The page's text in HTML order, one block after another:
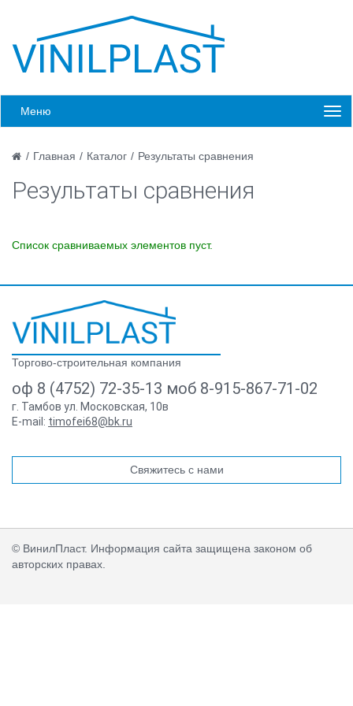
Меню
/ Главная / Каталог / Результаты сравнения
Результаты сравнения
Список сравниваемых элементов пуст.
Торгово-строительная компания
оф 8 (4752) 72-35-13 моб 8-915-867-71-02
г. Тамбов ул. Московская, 10в
E-mail: timofei68@bk.ru
Свяжитесь с нами
© ВинилПласт. Информация сайта защищена законом об
авторских правах.